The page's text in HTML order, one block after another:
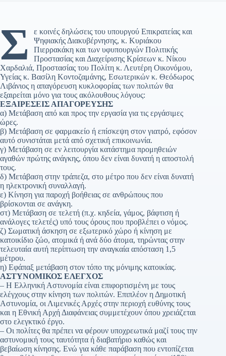
Σ
ε κοινές δηλώσεις του υπουργού Επικρατείας και
Ψηφιακής Διακυβέρνησης, κ. Κυριάκου
Πιερρακάκη και των υφυπουργών Πολιτικής
Προστασίας και Διαχείρισης Κρίσεων κ. Νίκου
Χαρδαλιά, Προστασίας του Πολίτη κ. Λευτέρη Οικονόμου,
Υγείας κ. Βασίλη Κοντοζαμάνης, Εσωτερικών κ. Θεόδωρος
Λιβάνιος η απαγόρευση κυκλοφορίας των πολιτών θα
εξαιρείται μόνο για τους ακόλουθους λόγους:
ΕΞΑΙΡΕΣΕΙΣ ΑΠΑΓΟΡΕΥΣΗΣ
α) Μετάβαση από και προς την εργασία για τις εργάσιμες
ώρες.
β) Μετάβαση σε φαρμακείο ή επίσκεψη στον γιατρό, εφόσον
αυτό συνιστάται μετά από σχετική επικοινωνία.
γ) Μετάβαση σε εν λειτουργία κατάστημα προμηθειών
αγαθών πρώτης ανάγκης, όπου δεν είναι δυνατή η αποστολή
τους.
δ) Μετάβαση στην τράπεζα, στο μέτρο που δεν είναι δυνατή
η ηλεκτρονική συναλλαγή.
ε) Κίνηση για παροχή βοήθειας σε ανθρώπους που
βρίσκονται σε ανάγκη.
στ) Μετάβαση σε τελετή (π.χ. κηδεία, γάμος, βάφτιση ή
ανάλογες τελετές) υπό τους όρους που προβλέπει ο νόμος.
ζ) Σωματική άσκηση σε εξωτερικό χώρο ή κίνηση με
κατοικίδιο ζώο, ατομικά ή ανά δύο άτομα, τηρώντας στην
τελευταία αυτή περίπτωση την αναγκαία απόσταση 1,5
μέτρου.
η) Εφάπαξ μετάβαση στον τόπο της μόνιμης κατοικίας.
ΑΣΤΥΝΟΜΙΚΟΣ ΕΛΕΓΧΟΣ
– Η Ελληνική Αστυνομία είναι επιφορτισμένη με τους
ελέγχους στην κίνηση των πολιτών. Επιπλέον η Δημοτική
Αστυνομία, οι Λιμενικές Αρχές στην περιοχή ευθύνης τους
και η Εθνική Αρχή Διαφάνειας συμμετέχουν όπου χρειάζεται
στο ελεγκτικό έργο.
– Οι πολίτες θα πρέπει να φέρουν υποχρεωτικά μαζί τους την
αστυνομική τους ταυτότητα ή διαβατήριο καθώς και
βεβαίωση κίνησης. Ενώ για κάθε παράβαση που εντοπίζεται